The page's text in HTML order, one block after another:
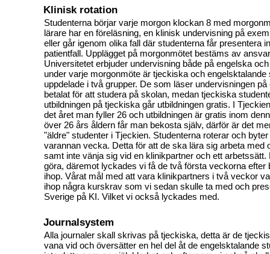
Klinisk rotation
Studenterna börjar varje morgon klockan 8 med
lärare har en föreläsning, en klinisk undervisning på
eller går igenom olika fall där studenterna får presentera
patientfall. Upplägget på morgonmötet bestäms av
Universitetet erbjuder undervisning både på engelska
under varje morgonmöte är tjeckiska och engelsktalande
uppdelade i två grupper. De som läser undervisningen
betalat för att studera på skolan, medan tjeckiska
utbildningen på tjeckiska går utbildningen gratis. I
det året man fyller 26 och utbildningen är gratis inom
över 26 års åldern får man bekosta själv, därför är det
"äldre" studenter i Tjeckien. Studenterna roterar och
varannan vecka. Detta för att de ska lära sig arbeta med
samt inte vänja sig vid en klinikpartner och ett
göra, däremot lyckades vi få de två första veckorna efter
ihop. Vårat mål med att vara klinikpartners i två veckor
ihop några kurskrav som vi sedan skulle ta med och
Sverige på KI. Vilket vi också lyckades med.
Journalsystem
Alla journaler skall skrivas på tjeckiska, detta är de
vana vid och översätter en hel del åt de engelsktalande